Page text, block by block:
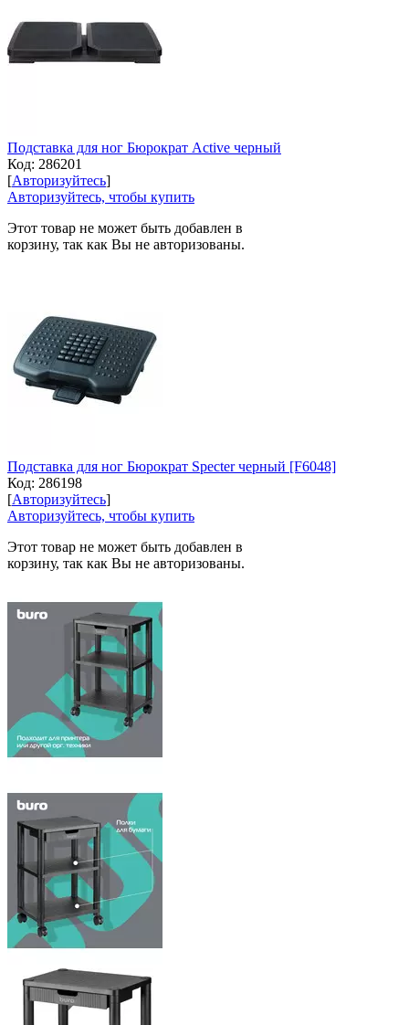
Подставка для ног Бюрократ Active черный
Код: 286201
[Авторизуйтесь]
Авторизуйтесь, чтобы купить
Этот товар не может быть добавлен в
корзину, так как Вы не авторизованы.
Подставка для ног Бюрократ Specter черный [F6048]
Код: 286198
[Авторизуйтесь]
Авторизуйтесь, чтобы купить
Этот товар не может быть добавлен в
корзину, так как Вы не авторизованы.